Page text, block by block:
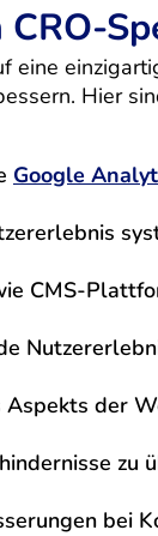
eine
Hier
Google
CMS-
der
zu
bei